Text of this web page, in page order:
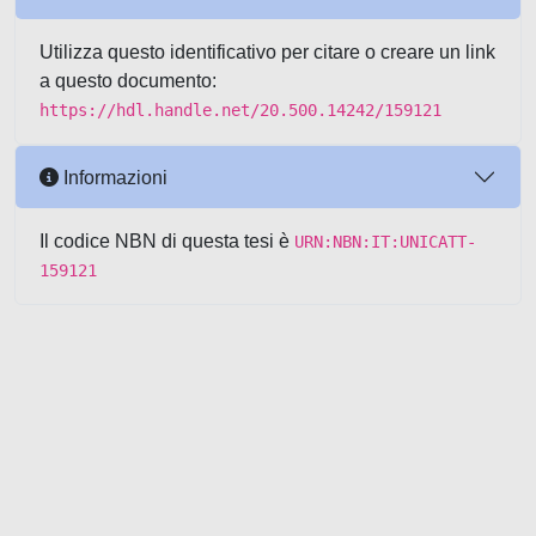
Utilizza questo identificativo per citare o creare un link
a questo documento:
https://hdl.handle.net/20.500.14242/159121
Informazioni
Il codice NBN di questa tesi è URN:NBN:IT:UNICATT-
159121